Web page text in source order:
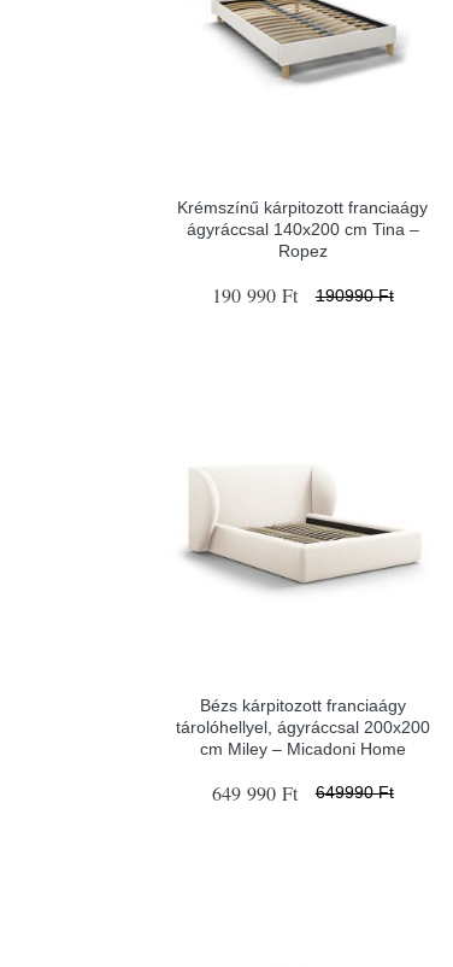
Krémszínű kárpitozott franciaágy
ágyráccsal 140x200 cm Tina –
Ropez
190 990 Ft 190990 Ft
Bézs kárpitozott franciaágy
tárolóhellyel, ágyráccsal 200x200
cm Miley – Micadoni Home
649 990 Ft 649990 Ft